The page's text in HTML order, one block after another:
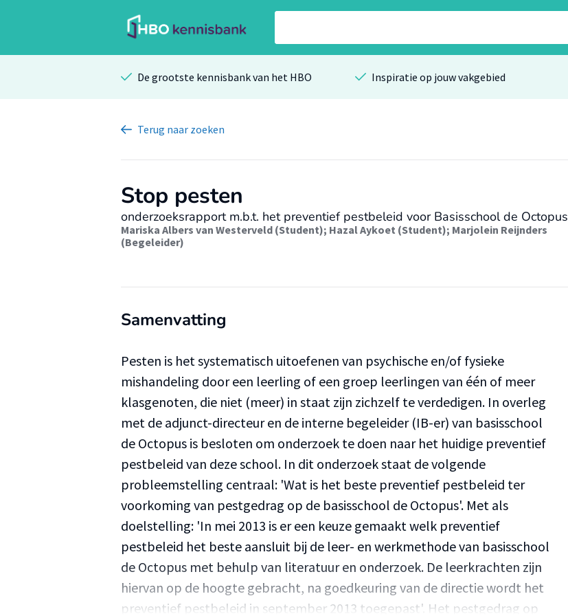
De grootste kennisbank van het HBO Inspiratie op jouw vakgebied
Terug naar zoeken
Stop pesten
onderzoeksrapport m.b.t. het preventief pestbeleid voor Basisschool de Octopus
Mariska Albers van Westerveld (Student); Hazal Aykoet (Student); Marjolein Reijnders
(Begeleider)
Samenvatting
Pesten is het systematisch uitoefenen van psychische en/of fysieke
mishandeling door een leerling of een groep leerlingen van één of meer
klasgenoten, die niet (meer) in staat zijn zichzelf te verdedigen. In overleg
met de adjunct-directeur en de interne begeleider (IB-er) van basisschool
de Octopus is besloten om onderzoek te doen naar het huidige preventief
pestbeleid van deze school. In dit onderzoek staat de volgende
probleemstelling centraal: 'Wat is het beste preventief pestbeleid ter
voorkoming van pestgedrag op de basisschool de Octopus'. Met als
doelstelling: 'In mei 2013 is er een keuze gemaakt welk preventief
pestbeleid het beste aansluit bij de leer- en werkmethode van basisschool
de Octopus met behulp van literatuur en onderzoek. De leerkrachten zijn
hiervan op de hoogte gebracht, na goedkeuring van de directie wordt het
preventief pestbeleid in september 2013 toegepast'. Het pestgedrag op